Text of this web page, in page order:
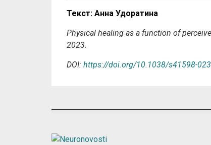
Текст: Анна Удоратина
Physical healing as a function of
2023.
DOI: https://doi.org/10.1038/s41598-